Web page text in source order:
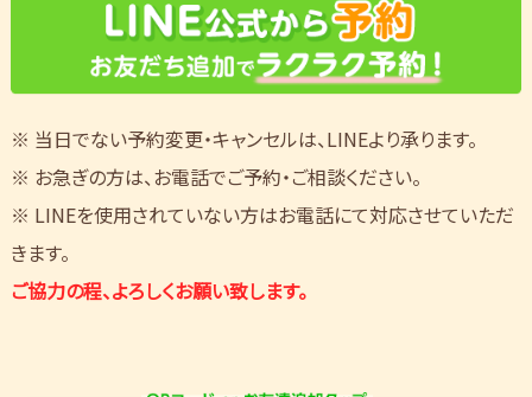
※ 当日でない予約変更・キャンセルは、LINEより承ります。
※ お急ぎの方は、お電話でご予約・ご相談ください。
※ LINEを使用されていない方はお電話にて対応させていただ
きます。
ご協力の程、よろしくお願い致します。